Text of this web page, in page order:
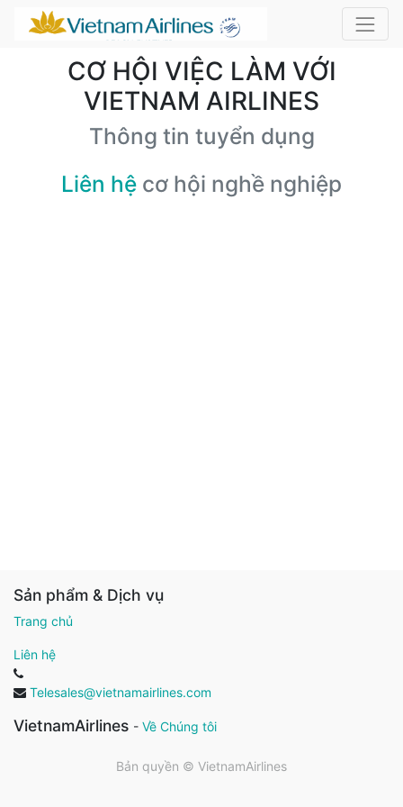
CƠ HỘI VIỆC LÀM VỚI
VIETNAM AIRLINES
Thông tin tuyển dụng
Liên hệ cơ hội nghề nghiệp
Sản phẩm & Dịch vụ
Trang chủ
Liên hệ
Telesales@vietnamairlines.com
VietnamAirlines - Về Chúng tôi
Bản quyền © VietnamAirlines